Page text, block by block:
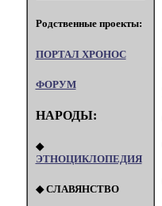
Родственные проекты:
ПОРТАЛ XPOHOC
ФОРУМ
НАРОДЫ:
◆
ЭТНОЦИКЛОПЕДИЯ
◆ СЛАВЯНСТВО